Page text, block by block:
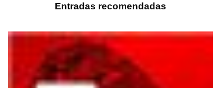
Entradas recomendadas